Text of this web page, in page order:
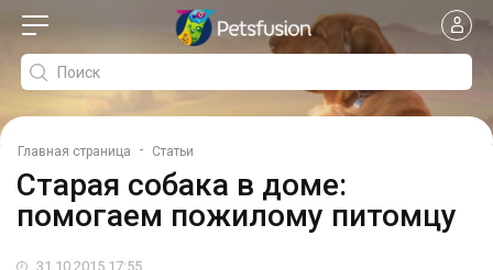
Главная страница - Статьи
Старая собака в доме:
помогаем пожилому питомцу
31.10.2015 17:55